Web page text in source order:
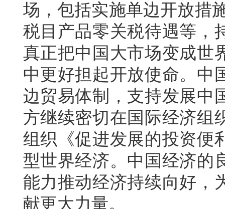
场，包括实施单边开放措
税目产品零关税待遇等，
真正把中国大市场变成世
中更好担起开放使命。中
边贸易体制，支持发展中
方继续密切在国际经济组
组织《促进发展的投资便
型世界经济。中国经济的
能力推动经济持续向好，
献更大力量。